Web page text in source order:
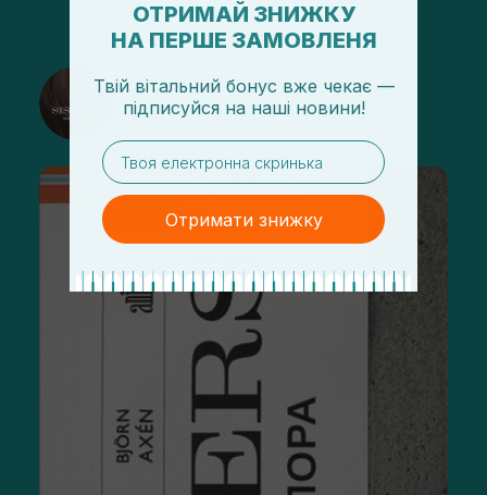
@sisters_stelmakh в Instagram
Подписаться
ОТРИМАЙ ЗНИЖКУ
НА ПЕРШЕ ЗАМОВЛЕНЯ
Твій вітальний бонус вже чекає —
підписуйся на наші новини!
email
Отримати знижку